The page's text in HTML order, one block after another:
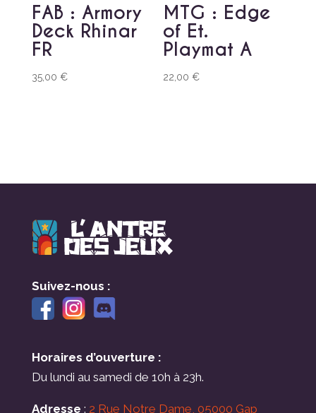
FAB : Armory
Deck Rhinar
FR
35,00 €
MTG : Edge
of Et.
Playmat A
22,00€
Suivez-nous :
Horaires d’ouverture :
Du lundi au samedi de 10h à 23h.
Adresse : 2 Rue Notre Dame, 05000 Gap